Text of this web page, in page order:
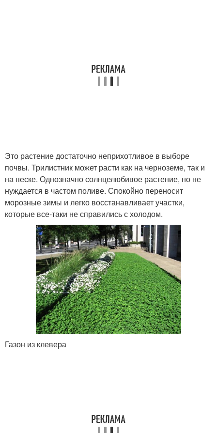
Это растение достаточно неприхотливое в выборе
почвы. Трилистник может расти как на черноземе, так и
на песке. Однозначно солнцелюбивое растение, но не
нуждается в частом поливе. Спокойно переносит
морозные зимы и легко восстанавливает участки,
которые все-таки не справились с холодом.
Газон из клевера